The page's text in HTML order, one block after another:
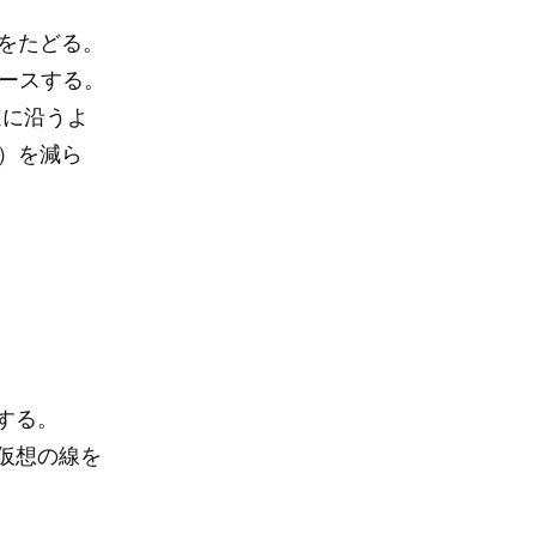
たどる。
スする。
沿うよ
を減ら
。
想の線を